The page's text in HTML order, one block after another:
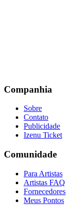
Companhia
Sobre
Contato
Publicidade
Izenu Ticket
Comunidade
Para Artistas
Artistas FAQ
Fornecedores
Meus Pontos